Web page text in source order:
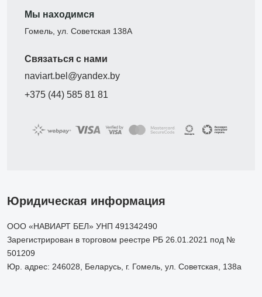
Мы находимся
Гомель, ул. Советская 138А
Связаться с нами
naviart.bel@yandex.by
+375 (44) 585 81 81
Юридическая информация
ООО «НАВИАРТ БЕЛ» УНП 491342490
Зарегистрирован в торговом реестре РБ 26.01.2021 под №
501209
Юр. адрес: 246028, Беларусь, г. Гомель, ул. Советская, 138а